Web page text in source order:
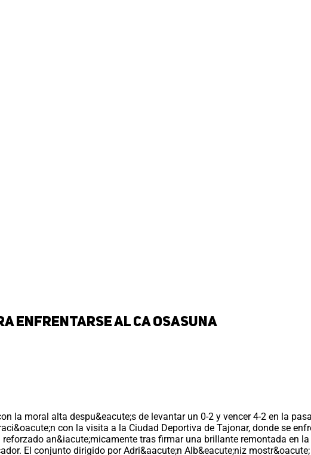
enfrentarse al CA Osasuna
la moral alta despu&eacute;s de levantar un 0-2 y vencer 4-2 en la
con la visita a la Ciudad Deportiva de Tajonar, donde se
an&iacute;micamente tras firmar una brillante remontada en
El conjunto dirigido por Adri&aacute;n Alb&eacute;niz